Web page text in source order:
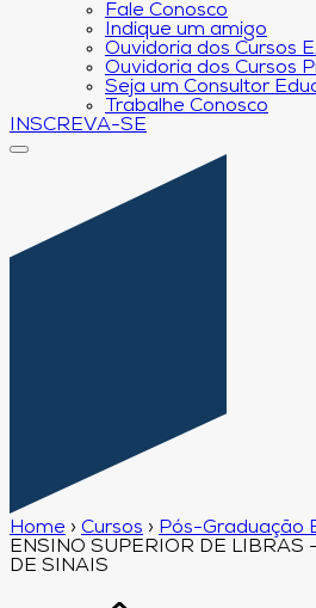
Fale Conosco
Indique um amigo
Ouvidoria dos Cursos
Ouvidoria dos Cursos
Seja um Consultor
Trabalhe Conosco
INSCREVA-SE
Home › Cursos › Pós-Graduação
ENSINO SUPERIOR DE LIBRAS
DE SINAIS